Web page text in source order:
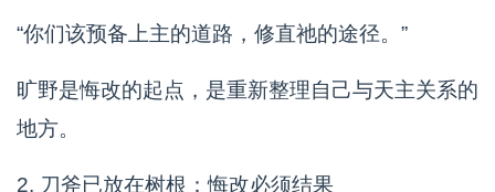
“你们该预备上主的道路，修直祂的途径。”
旷野是悔改的起点，是重新整理自己与天主关系的
地方。
2. 刀斧已放在树根：悔改必须结果